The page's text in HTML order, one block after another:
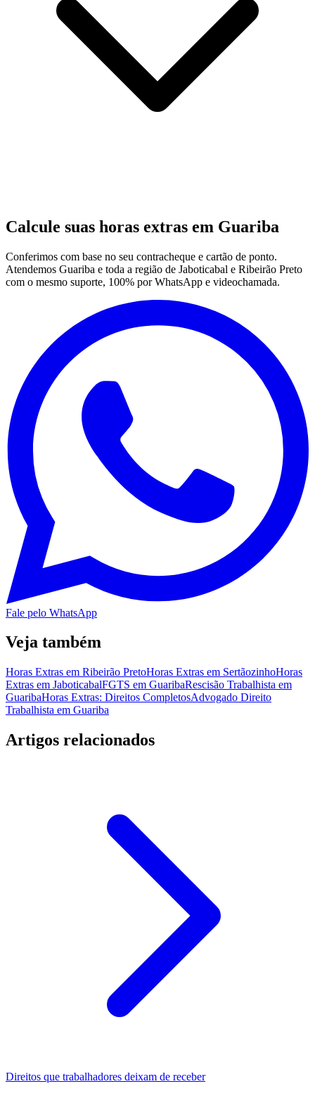
Calcule suas horas extras em Guariba
Conferimos com base no seu contracheque e cartão de ponto.
Atendemos Guariba e toda a região de Jaboticabal e Ribeirão Preto
com o mesmo suporte, 100% por WhatsApp e videochamada.
Fale pelo WhatsApp
Veja também
Horas Extras em Ribeirão PretoHoras Extras em SertãozinhoHoras
Extras em JaboticabalFGTS em GuaribaRescisão Trabalhista em
GuaribaHoras Extras: Direitos CompletosAdvogado Direito
Trabalhista em Guariba
Artigos relacionados
Direitos que trabalhadores deixam de receber